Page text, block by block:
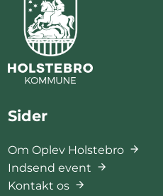
Sider
Om Oplev Holstebro
Indsend event
Kontakt os